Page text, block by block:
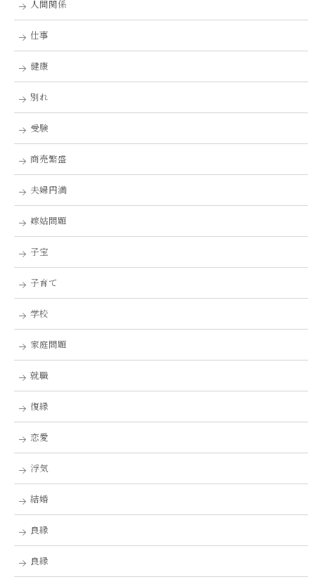
人間関係
仕事
健康
別れ
受験
商売繁盛
夫婦円満
嫁姑問題
子宝
子育て
学校
家庭問題
就職
復縁
恋愛
浮気
結婚
良縁
良縁